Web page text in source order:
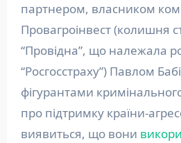
партнером, власником
Провагроінвест (колишня
“Провідна”, що належала
“Росгосстраху”) Павлом
фігурантами
про підтримку країни-
виявиться, що вони